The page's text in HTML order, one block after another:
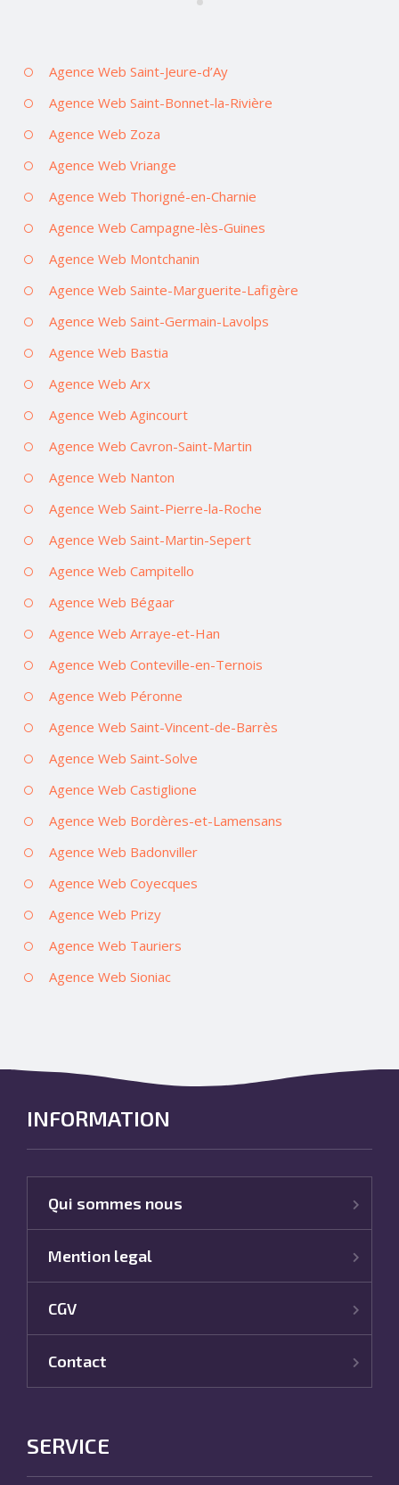
Agence Web Saint-Jeure-d’Ay
Agence Web Saint-Bonnet-la-Rivière
Agence Web Zoza
Agence Web Vriange
Agence Web Thorigné-en-Charnie
Agence Web Campagne-lès-Guines
Agence Web Montchanin
Agence Web Sainte-Marguerite-Lafigère
Agence Web Saint-Germain-Lavolps
Agence Web Bastia
Agence Web Arx
Agence Web Agincourt
Agence Web Cavron-Saint-Martin
Agence Web Nanton
Agence Web Saint-Pierre-la-Roche
Agence Web Saint-Martin-Sepert
Agence Web Campitello
Agence Web Bégaar
Agence Web Arraye-et-Han
Agence Web Conteville-en-Ternois
Agence Web Péronne
Agence Web Saint-Vincent-de-Barrès
Agence Web Saint-Solve
Agence Web Castiglione
Agence Web Bordères-et-Lamensans
Agence Web Badonviller
Agence Web Coyecques
Agence Web Prizy
Agence Web Tauriers
Agence Web Sioniac
INFORMATION
Qui sommes nous
Mention legal
CGV
Contact
SERVICE